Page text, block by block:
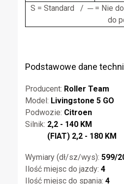
S = Standard / ─ = Nie
do
Podstawowe dane
Producent: Roller Team
Model: Livingstone 5 GO
Podwozie: Citroen
Silnik: 2,2 - 140 KM
(FIAT) 2,2 - 180 KM
Wymiary (dł/sz/wys): 599/
Ilość miejsc do jazdy: 4
Ilość miejsc do spania: 4